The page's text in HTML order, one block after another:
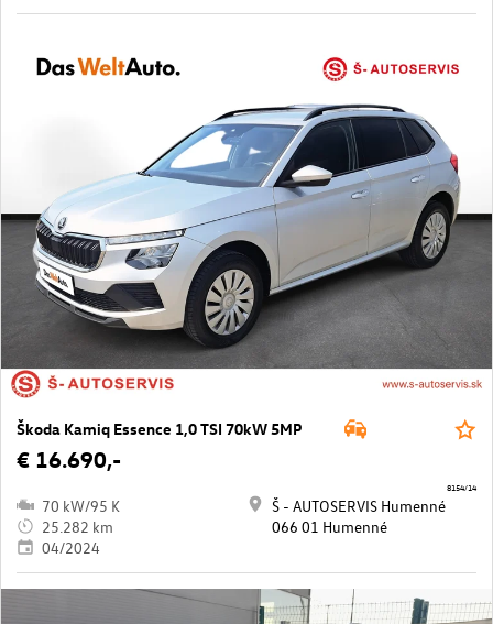
Škoda Kamiq Essence 1,0 TSI 70kW 5MP
€ 16.690,-
70 kW/95 K
25.282 km
04/2024
Š - AUTOSERVIS Humenné
066 01 Humenné
8154/14